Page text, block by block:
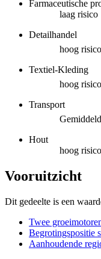
Farmaceutische
laag risico
Detailhandel
hoog risico
Textiel-Kleding
hoog risico
Transport
Hout
hoog risico
Vooruitzicht
Dit gedeelte is een
Twee
Begrotingspositie
Aanhoudende